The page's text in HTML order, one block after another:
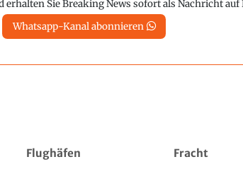
Sie Breaking News sofort als Nachricht
Whatsapp-Kanal abonnieren
Flughäfen Fracht